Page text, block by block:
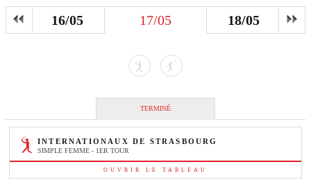
16/05 17/05 18/05
TERMINÉ
INTERNATIONAUX DE STRASBOURG
SIMPLE FEMME - 1ER TOUR
OUVRIR LE TABLEAU